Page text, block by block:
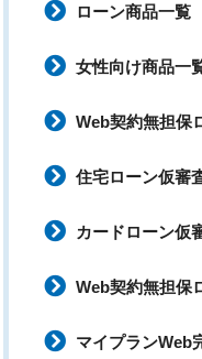
ローン商品一覧
女性向け商品一
Web契約無担保
住宅ローン仮審
カードローン仮
Web契約無担保
マイプランWeb